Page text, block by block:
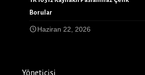
Borular
Haziran 22, 2026